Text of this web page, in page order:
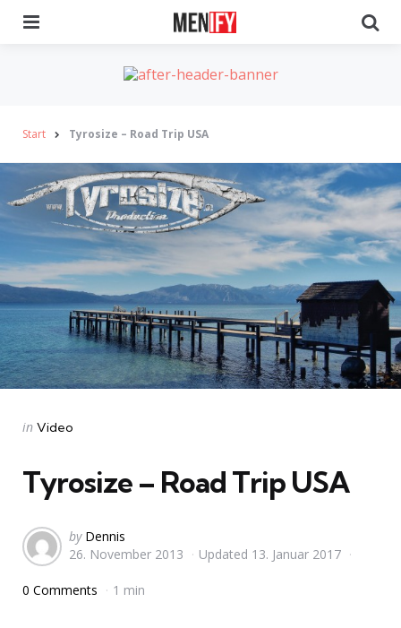
Start Tyrosize – Road Trip USA
Categories
Posted
in Video
Tyrosize – Road Trip USA
Posted
by
by Dennis
26. November 2013
Updated 13. Januar 2017
0 Comments 1 min